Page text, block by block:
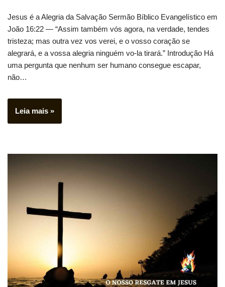
Jesus é a Alegria da Salvação Sermão Bíblico Evangelístico em
João 16:22 — “Assim também vós agora, na verdade, tendes
tristeza; mas outra vez vos verei, e o vosso coração se
alegrará, e a vossa alegria ninguém vo-la tirará.” Introdução Há
uma pergunta que nenhum ser humano consegue escapar,
não…
Leia mais »